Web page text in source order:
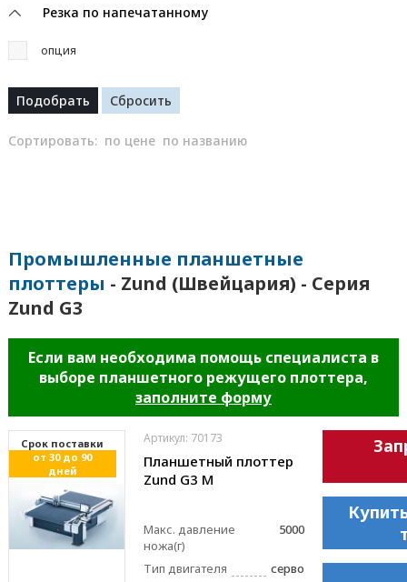
Резка по напечатанному
опция
Сортировать: по цене по названию
Промышленные планшетные
плоттеры - Zund (Швейцария) - Серия
Zund G3
Если вам необходима помощь специалиста в
выборе планшетного режущего плоттера,
заполните форму
Cрок поставки
от 30 до 90
дней
Артикул: 70173
Планшетный плоттер
Zund G3 M
Макс. давление
ножа(г)
5000
Тип двигателя
серво